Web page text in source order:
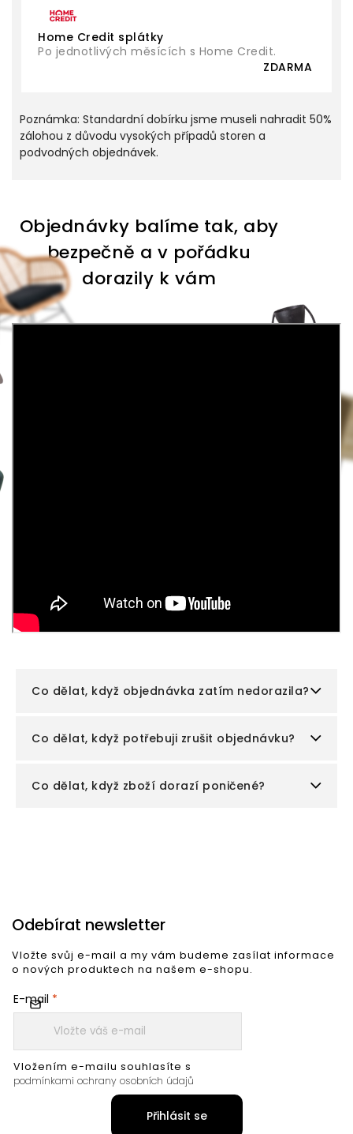
Home Credit splátky
Po jednotlivých měsících s Home Credit.
ZDARMA
Poznámka: Standardní dobírku jsme museli nahradit 50%
zálohou z důvodu vysokých případů storen a
podvodných objednávek.
Objednávky balíme tak, aby
bezpečně a v pořádku
dorazily k vám
Co dělat, když objednávka zatím nedorazila?
Co dělat, když potřebuji zrušit objednávku?
Co dělat, když zboží dorazí poničené?
Odebírat newsletter
Vložte svůj e-mail a my vám budeme zasílat informace
o nových produktech na našem e-shopu.
E-mail
Vložením e-mailu souhlasíte s
podmínkami ochrany osobních údajů
Přihlásit se